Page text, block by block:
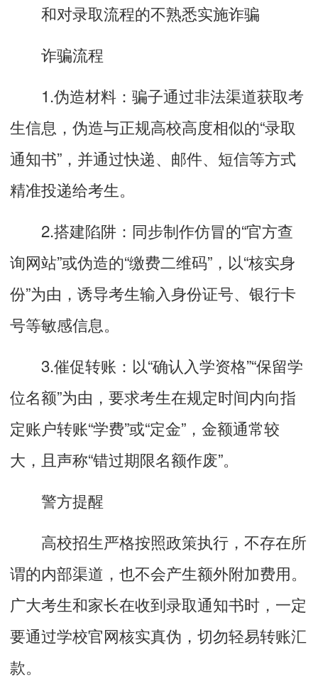
和对录取流程的不熟悉实施诈骗
诈骗流程
1.伪造材料：骗子通过非法渠道获取考
生信息，伪造与正规高校高度相似的“录取
通知书”，并通过快递、邮件、短信等方式
精准投递给考生。
2.搭建陷阱：同步制作仿冒的“官方查
询网站”或伪造的“缴费二维码”，以“核实身
份”为由，诱导考生输入身份证号、银行卡
号等敏感信息。
3.催促转账：以“确认入学资格”“保留学
位名额”为由，要求考生在规定时间内向指
定账户转账“学费”或“定金”，金额通常较
大，且声称“错过期限名额作废”。
警方提醒
高校招生严格按照政策执行，不存在所
谓的内部渠道，也不会产生额外附加费用。
广大考生和家长在收到录取通知书时，一定
要通过学校官网核实真伪，切勿轻易转账汇
款。